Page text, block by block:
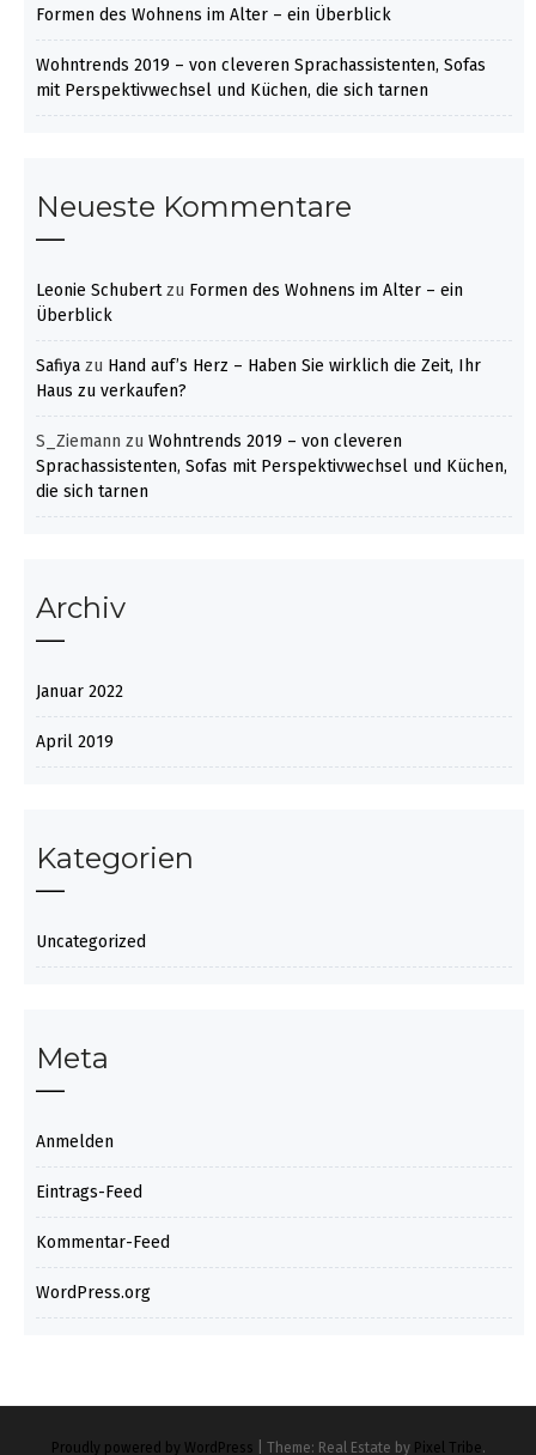
Formen des Wohnens im Alter – ein Überblick
Wohntrends 2019 – von cleveren Sprachassistenten, Sofas
mit Perspektivwechsel und Küchen, die sich tarnen
Neueste Kommentare
Leonie Schubertzu Formen des Wohnens im Alter – ein
Überblick
Safiya zu Hand auf’s Herz – Haben Sie wirklich die Zeit, Ihr
Haus zu verkaufen?
S_Ziemann zu Wohntrends 2019 – von cleveren
Sprachassistenten, Sofas mit Perspektivwechsel und Küchen,
die sich tarnen
Archiv
Januar 2022
April 2019
Kategorien
Uncategorized
Meta
Anmelden
Eintrags-Feed
Kommentar-Feed
WordPress.org
Proudly powered by WordPress Theme: Real Estate by Pixel Tribe.